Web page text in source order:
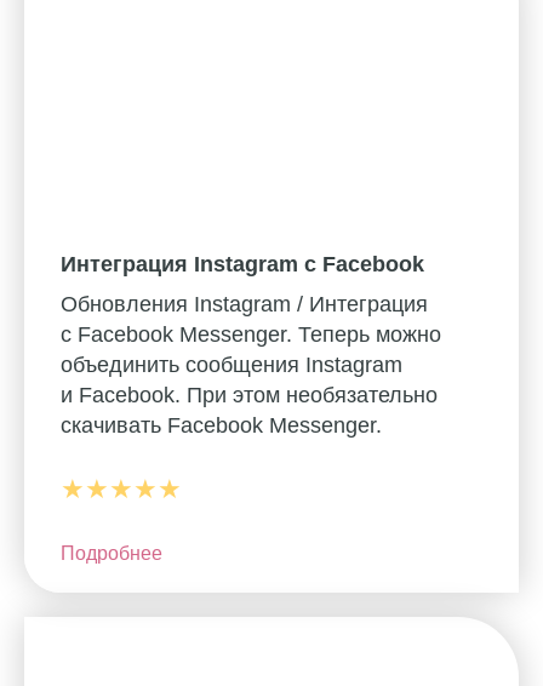
Интеграция Instagram с Facebook
Обновления Instagram / Интеграция
с Facebook Messenger. Теперь можно
объединить сообщения Instagram
и Facebook. При этом необязательно
скачивать Facebook Messenger.
★★★★★
Подробнее